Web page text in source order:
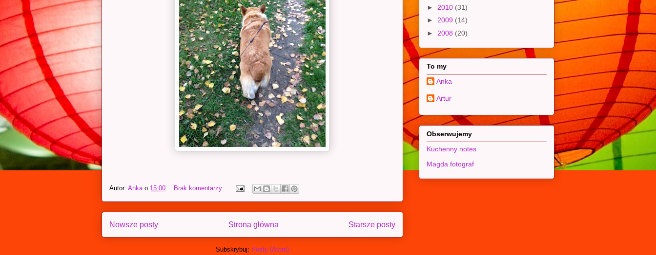
Autor: Anka o 15:00 Brak komentarzy:
Nowsze posty Starsze posty
Strona główna
Subskrybuj: Posty (Atom)
► 2010 (31)
► 2009 (14)
► 2008 (20)
To my
Anka
Artur
Obserwujemy
Kuchenny notes
Magda fotograf